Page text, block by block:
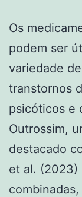
Os
podem ser
variedade
transtornos
psicóticos e
Outrossim,
destacado
et al. (2023)